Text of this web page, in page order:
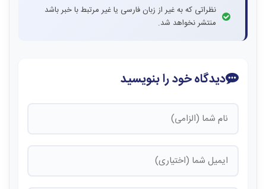
نظراتی که به غیر از زبان فارسی یا غیر مرتبط با خبر باشد
منتشر نخواهد شد.
دیدگاه خود را بنویسید